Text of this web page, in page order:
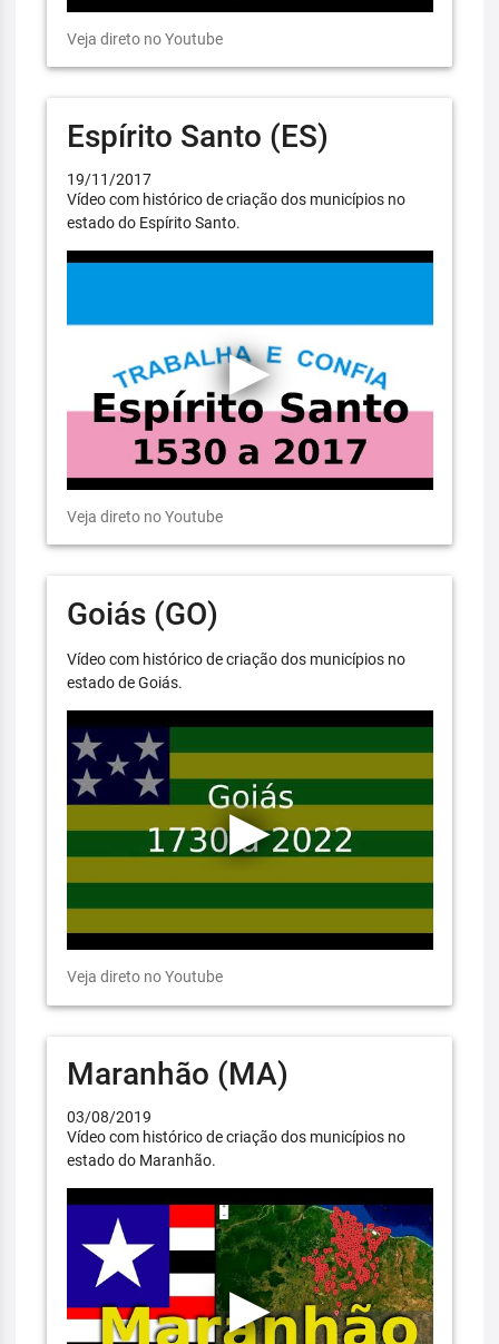
Veja direto no Youtube
Espírito Santo (ES)
19/11/2017
Vídeo com histórico de criação dos municípios no
estado do Espírito Santo.
Veja direto no Youtube
Goiás (GO)
Vídeo com histórico de criação dos municípios no
estado de Goiás.
Veja direto no Youtube
Maranhão (MA)
03/08/2019
Vídeo com histórico de criação dos municípios no
estado do Maranhão.